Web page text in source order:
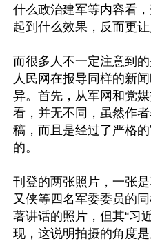
什么政治建军等内容看
起到什么效果，反而更让
而很多人不一定注意到
人民网在报导同样的新
异。首先，从军网和党
看，并无不同，虽然作
稿，而且是经过了严格
的。
刊登的两张照片，一张
又侠等四名军委委员的
著讲话的照片，但其“习
现，这说明拍摄的角度是